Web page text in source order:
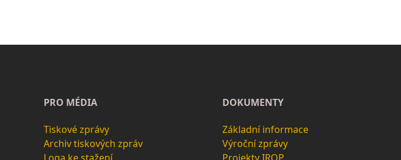
PRO MÉDIA
Tiskové zprávy
Archiv tiskových zpráv
DOKUMENTY
Základní informace
Výroční zprávy